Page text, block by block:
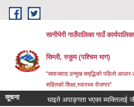
Skip to main content
सानीभेरी गाउँपालिका गाउँ
सिम्ली, रुकुम (पश्चिम भाग)
“समाजवाद उन्मुख समृद्धिको पहिलो आधार-
सहितको शिक्षा,स्वास्थ्य रोजगार”
सूचना घाइते अपाङ्गता भएका ब्यक्तिलाई जीवन